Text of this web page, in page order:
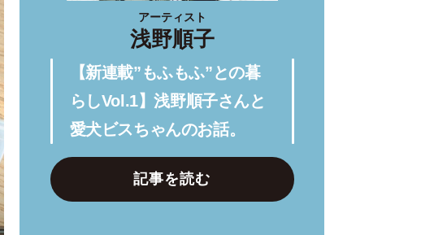
アーティスト
浅野順子
【新連載”もふもふ”との暮
らしVol.1】浅野順子さんと
愛犬ビスちゃんのお話。
記事を読む